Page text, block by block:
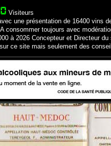
Visiteurs
une présentation de 16400 vins
consommer toujours avec
à 2026 Concepteur et Directeur
ce site mais seulement des